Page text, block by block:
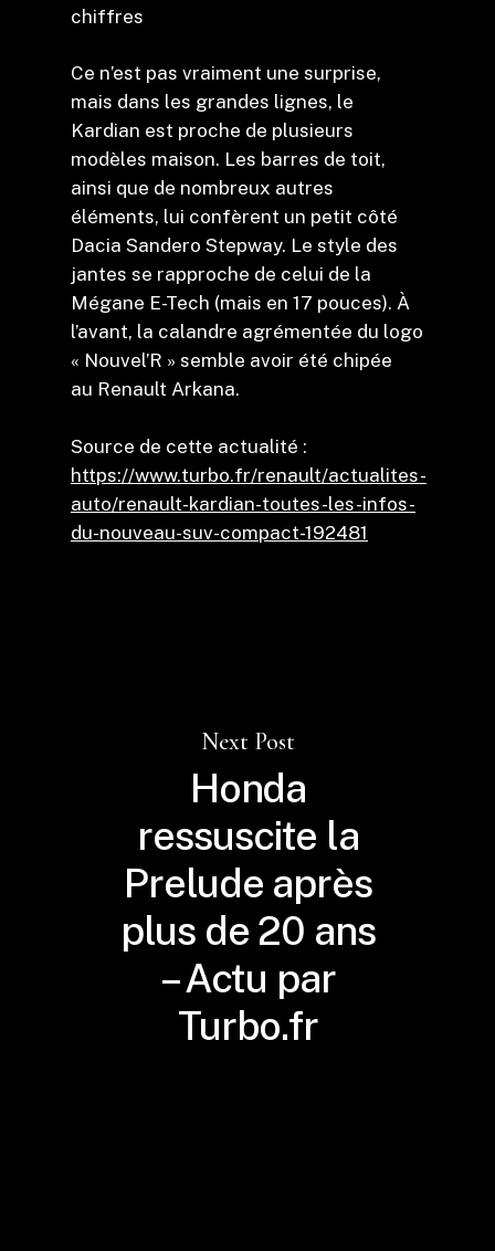
chiffres
Ce n’est pas vraiment une surprise,
mais dans les grandes lignes, le
Kardian est proche de plusieurs
modèles maison. Les barres de toit,
ainsi que de nombreux autres
éléments, lui confèrent un petit côté
Dacia Sandero Stepway. Le style des
jantes se rapproche de celui de la
Mégane E-Tech (mais en 17 pouces). À
l’avant, la calandre agrémentée du logo
« Nouvel’R » semble avoir été chipée
au Renault Arkana.
Source de cette actualité :
https://www.turbo.fr/renault/actualites-
auto/renault-kardian-toutes-les-infos-
du-nouveau-suv-compact-192481
Next Post
Honda
ressuscite la
Prelude après
plus de 20 ans
– Actu par
Turbo.fr